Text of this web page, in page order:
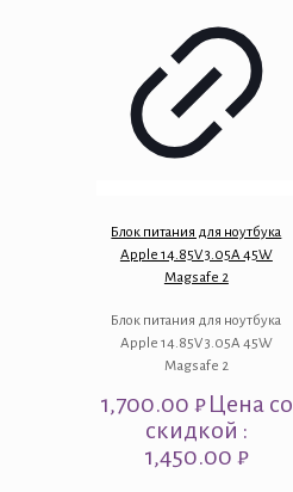
Блок питания для ноутбука
Apple 14.85V 3.05A 45W
Magsafe 2
Блок питания для ноутбука
Apple 14.85V 3.05A 45W
Magsafe 2
1,700.00 ₽Цена со
скидкой :
1,450.00 ₽